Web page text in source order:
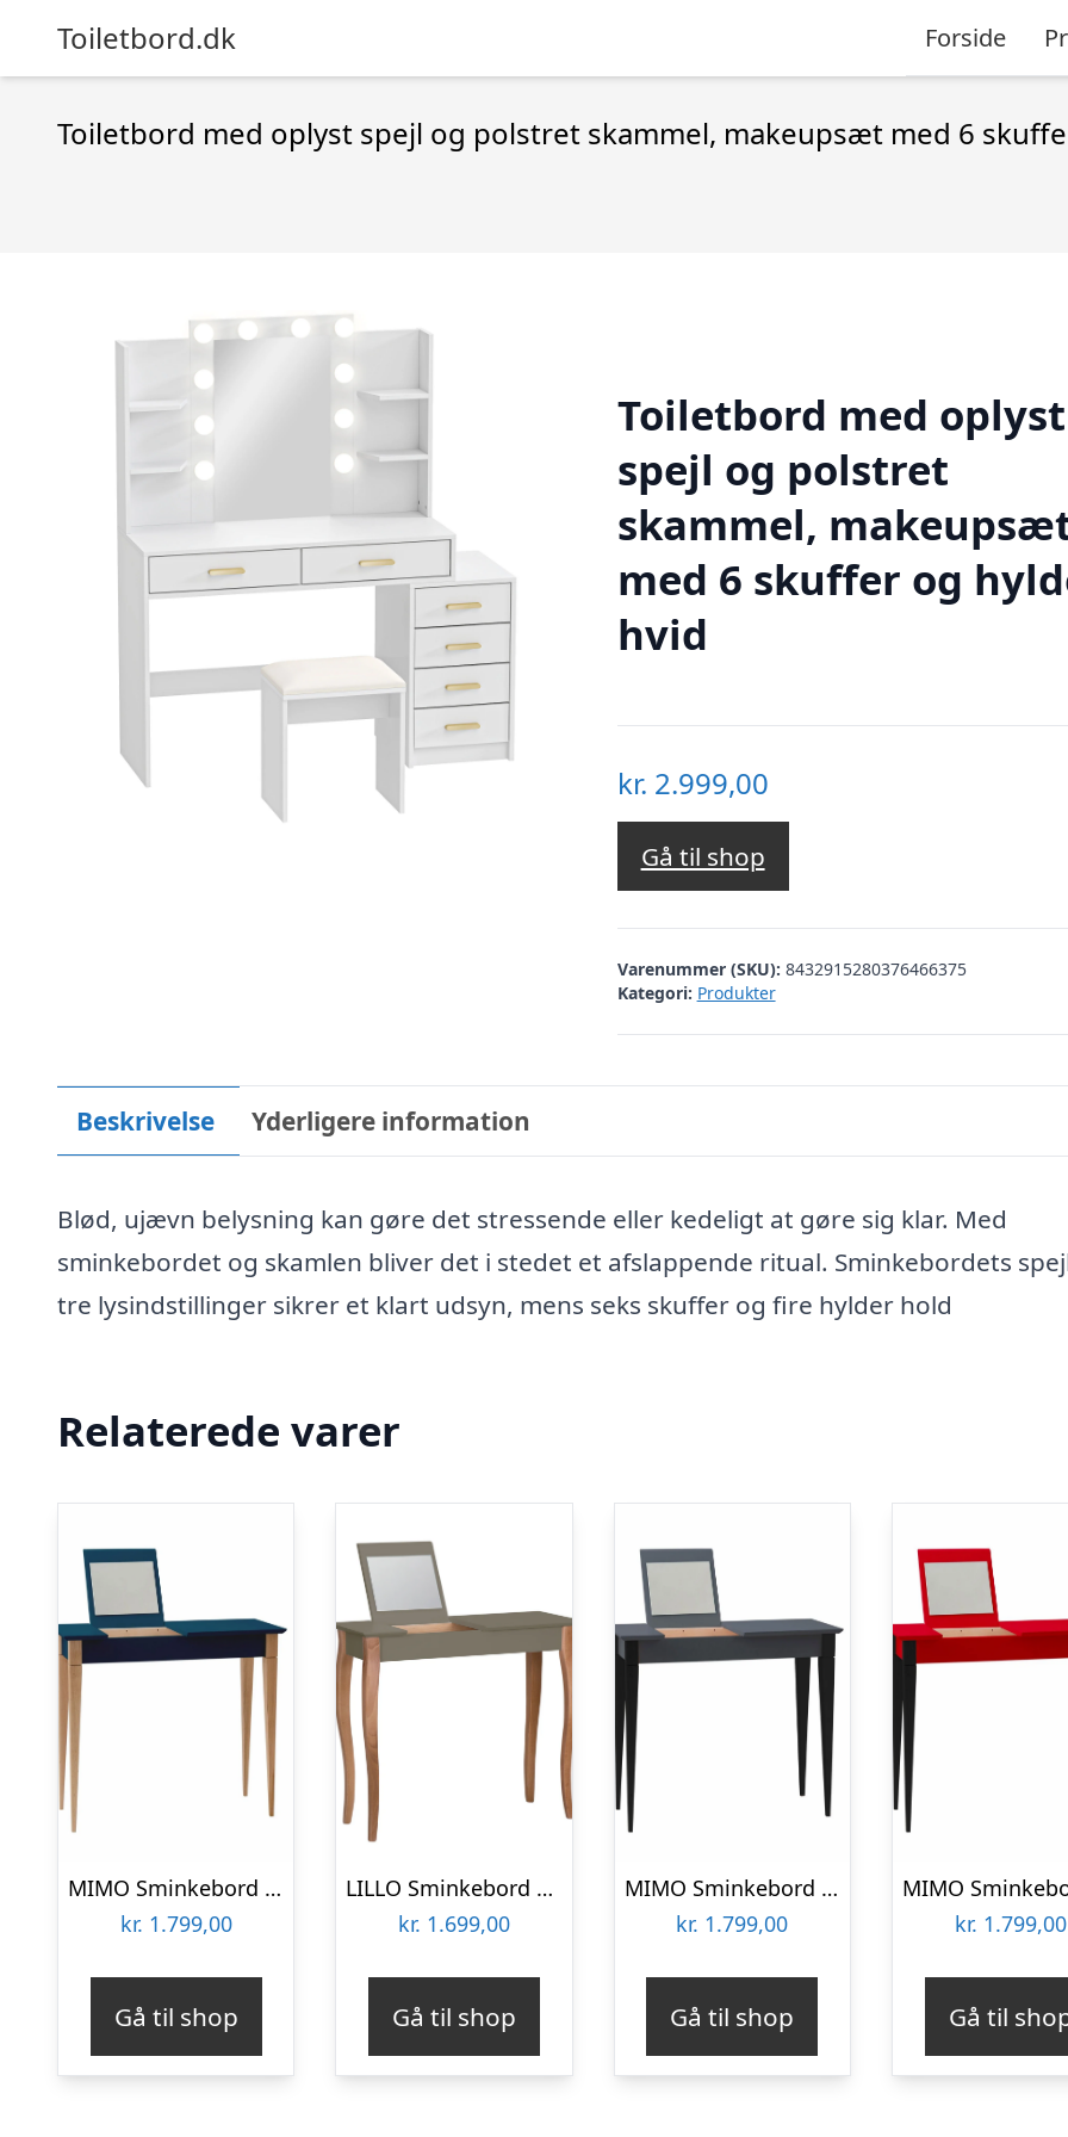
Toiletbord.dk Forside
Toiletbord med oplyst spejl og polstret skammel, makeupsæt med 6
Toiletbord med oplyst
spejl og polstret
skammel,
med 6 skuffer og
hvid
kr. 2.999,00
Gå til shop
Varenummer (SKU): 8432915280376466375
Kategori: Produkter
Beskrivelse Yderligere information
Blød, ujævn belysning kan gøre det stressende eller kedeligt at gøre sig klar. Med
sminkebordet og skamlen bliver det i stedet et afslappende ritual. Sminkebordets
tre lysindstillinger sikrer et klart udsyn, mens seks skuffer og fire hylder hold
Relaterede varer
MIMO Sminkebord med spejl – 85x35cm Petrolblå
kr. 1.799,00
Gå til shop
LILLO Sminkebord med spejl 85x35cm Brun
kr. 1.699,00
Gå til shop
MIMO Sminkebord med spejl – 85×35 cm sorte ben / grafit
kr. 1.799,00
Gå til shop
kr. 1.799,00
Gå til